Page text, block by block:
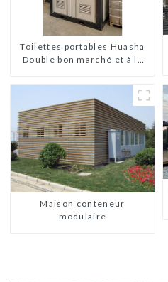
Toilettes portables Huasha
Double bon marché et à la
Maison conteneur
modulaire